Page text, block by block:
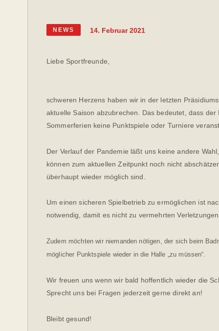
NEWS 14. Februar 2021
Liebe Sportfreunde,
schweren Herzens haben wir in der letzten
aktuelle Saison abzubrechen. Das bedeutet, dass
Sommerferien keine Punktspiele oder Turniere
Der Verlauf der Pandemie läßt uns keine andere
können zum aktuellen Zeitpunkt noch nicht
überhaupt wieder möglich sind.
Um einen sicheren Spielbetrieb zu ermöglichen ist
notwendig, damit es nicht zu vermehrten
Zudem möchten wir niemanden nötigen, der sich beim
möglicher Punktspiele wieder in die Halle „zu müssen“.
Wir freuen uns wenn wir bald hoffentlich wieder die
Sprecht uns bei Fragen jederzeit gerne direkt an!
Bleibt gesund!